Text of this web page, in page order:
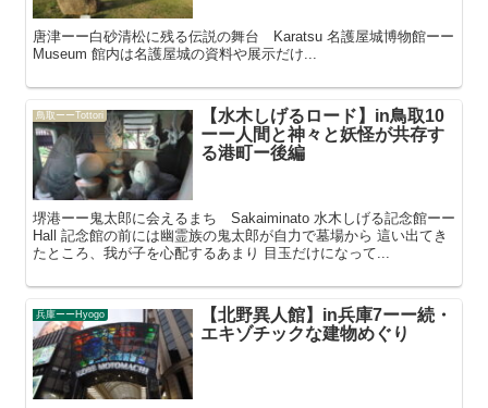
唐津ーー白砂清松に残る伝説の舞台 Karatsu 名護屋城博物館ーー
Museum 館内は名護屋城の資料や展示だけ...
鳥取ーーTottori
【水木しげるロード】in鳥取10
ーー人間と神々と妖怪が共存す
る港町ー後編
堺港ーー鬼太郎に会えるまち Sakaiminato 水木しげる記念館ーー
Hall 記念館の前には幽霊族の鬼太郎が自力で墓場から 這い出てき
たところ、我が子を心配するあまり 目玉だけになって...
兵庫ーーHyogo
【北野異人館】in兵庫7ーー続・
エキゾチックな建物めぐり